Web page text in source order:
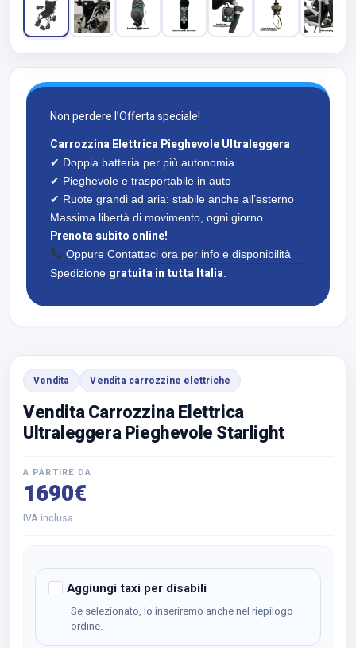
Non perdere l’Offerta speciale!
Carrozzina Elettrica Pieghevole Ultraleggera
✔ Doppia batteria per più autonomia
✔ Pieghevole e trasportabile in auto
✔ Ruote grandi ad aria: stabile anche all’esterno
Massima libertà di movimento, ogni giorno
Prenota subito online!
Oppure Contattaci ora per info e disponibilità
Spedizione gratuita in tutta Italia
Vendita Vendita carrozzine elettriche
Vendita Carrozzina Elettrica
Ultraleggera Pieghevole Starlight
A PARTIRE DA
1690€
IVA inclusa
Aggiungi taxi per disabili
Se selezionato, lo inseriremo anche nel riepilogo
ordine.